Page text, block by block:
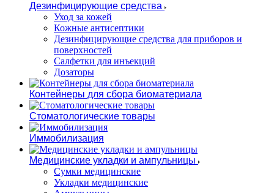
Дезинфицирующие средства
Уход за кожей
Кожные антисептики
Дезинфицирующие средства для приборов и
поверхностей
Салфетки для инъекций
Дозаторы
Контейнеры для сбора биоматериала
Стоматологические товары
Иммобилизация
Медицинские укладки и ампульницы
Сумки медицинские
Укладки медицинские